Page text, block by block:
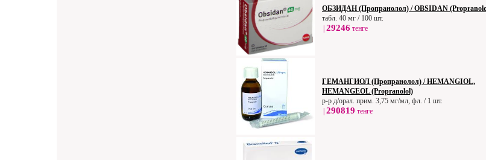
ОБЗИДАН (Пропранолол) / OBSIDAN
табл. 40 мг / 100 шт.
29246 тенге
ГЕМАНГИОЛ (Пропранолол) / HEMANGIOL,
HEMANGEOL (Propranolol)
р-р д/орал. прим. 3,75 мг/мл, фл. / 1 шт.
290819 тенге